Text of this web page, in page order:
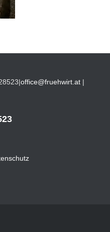
|office@fruehwirt.at|